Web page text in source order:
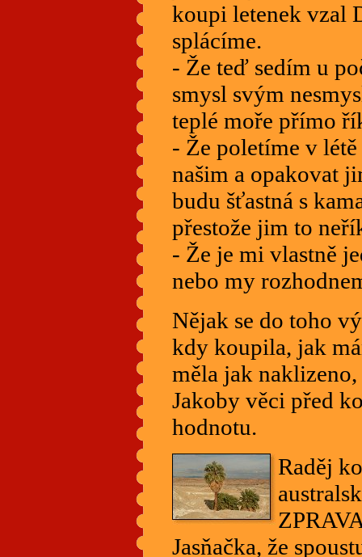
koupi letenek vzal
splácíme.
- Že teď sedím u
smysl svým
teplé moře přímo
- Že poletíme v
našim a opakovat
budu šťastná s
přestože jim to
- Že je mi vlastně
nebo my
Nějak se do toho
kdy koupila, jak
měla jak
Jakoby věci před
hodnotu.
Raděj
Jasňačka, že